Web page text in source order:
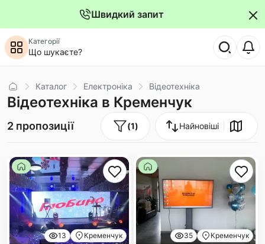
Швидкий запит
Категорії
Що шукаєте?
ГоловнаКаталог Електроніка Відеотехніка
Відеотехніка в Кременчук
2 пропозиції (1) Найновіші
13 Кременчук 35 Кременчук